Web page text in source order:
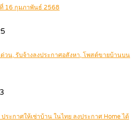
16 กุมภาพันธ์ 2568
น, รับจ้างลงประกาศอสังหา, โพสต์ขายบ้านบน
ระกาศให้เช่าบ้าน ในไทย ลงประกาศ Home ได้